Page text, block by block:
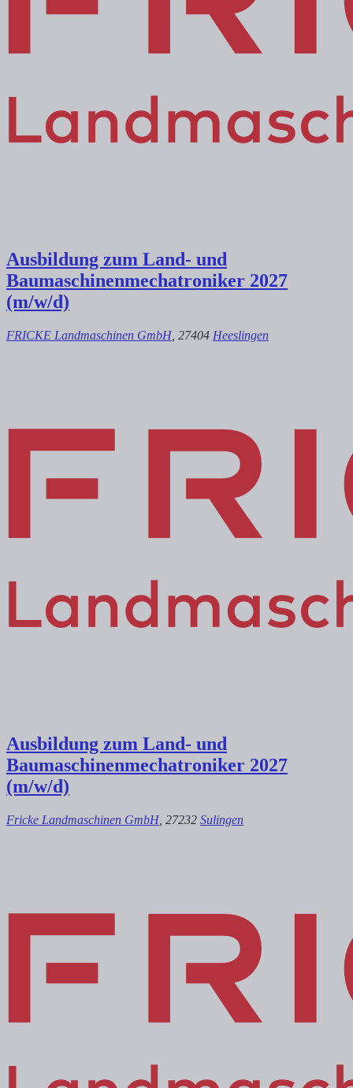
Ausbildung zum Land- und
Baumaschinenmechatroniker 2027
(m/w/d)
FRICKE Landmaschinen GmbH , 27404 Heeslingen
Ausbildung zum Land- und
Baumaschinenmechatroniker 2027
(m/w/d)
Fricke Landmaschinen GmbH , 27232 Sulingen